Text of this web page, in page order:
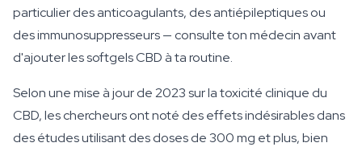
particulier des anticoagulants, des antiépileptiques ou
des immunosuppresseurs — consulte ton médecin avant
d'ajouter les softgels CBD à ta routine.
Selon une mise à jour de 2023 sur la toxicité clinique du
CBD, les chercheurs ont noté des effets indésirables dans
des études utilisant des doses de 300 mg et plus, bien